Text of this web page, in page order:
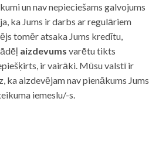
un nav nepieciešams galvojums
ka Jums ir darbs ar regulāriem
tomēr atsaka Jums kredītu,
aizdevums varētu tikts
ir vairāki. Mūsu valstī ir
ka aizdevējam nav pienākums Jums
iemeslu/-s.